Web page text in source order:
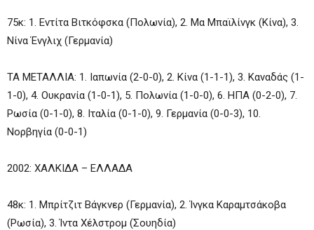
75κ: 1. Εντίτα Βιτκόφσκα (Πολωνία), 2. Μα Μπαϊλίνγκ (Κίνα), 3.
Νίνα Ένγλιχ (Γερμανία)
ΤΑ ΜΕΤΑΛΛΙΑ: 1. Ιαπωνία (2-0-0), 2. Κίνα (1-1-1), 3. Καναδάς (1-
1-0), 4. Ουκρανία (1-0-1), 5. Πολωνία (1-0-0), 6. ΗΠΑ (0-2-0), 7.
Ρωσία (0-1-0), 8. Ιταλία (0-1-0), 9. Γερμανία (0-0-3), 10.
Νορβηγία (0-0-1)
2002: ΧΑΛΚΙΔΑ – ΕΛΛΑΔΑ
48κ: 1. Μπρίτζιτ Βάγκνερ (Γερμανία), 2. Ίνγκα Καραμτσάκοβα
(Ρωσία), 3. Ίντα Χέλστρομ (Σουηδία)